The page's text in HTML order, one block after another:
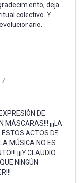
deja
colectivo. Y
DE
MÁSCARAS!!! ¡¡¡LA
ESTOS ACTOS DE
MÚSICA NO ES
¡¡¡Y CLAUDIO
NINGÚN